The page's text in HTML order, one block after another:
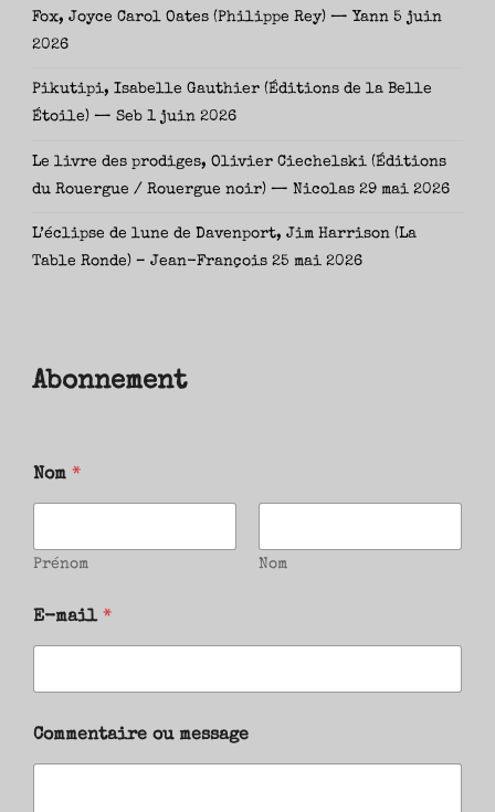
Fox, Joyce Carol Oates (Philippe Rey) — Yann 5 juin
2026
Pikutipi, Isabelle Gauthier (Éditions de la Belle
Étoile) — Seb 1 juin 2026
Le livre des prodiges, Olivier Ciechelski (Éditions
du Rouergue / Rouergue noir) — Nicolas 29 mai 2026
L’éclipse de lune de Davenport, Jim Harrison (La
Table Ronde) – Jean-François 25 mai 2026
Abonnement
Nom *
Prénom Nom
E-mail *
Commentaire ou message